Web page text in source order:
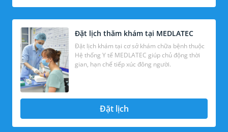
Đặt lịch thăm khám tại MEDLATEC
Đặt lịch khám tại cơ sở khám chữa bệnh thuộc
Hệ thống Y tế MEDLATEC giúp chủ động thời
gian, hạn chế tiếp xúc đông người.
Đặt lịch